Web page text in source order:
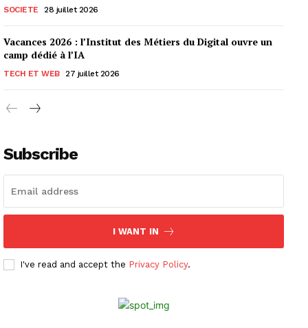
SOCIETE 28 juillet 2026
Vacances 2026 : l’Institut des Métiers du Digital ouvre un
camp dédié à l’IA
TECH ET WEB 27 juillet 2026
Subscribe
I WANT IN
I've read and accept the Privacy Policy.